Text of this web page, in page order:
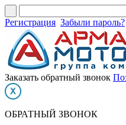
Регистрация Забыли пароль?
Заказать обратный звонок
ОБРАТНЫЙ ЗВОНОК